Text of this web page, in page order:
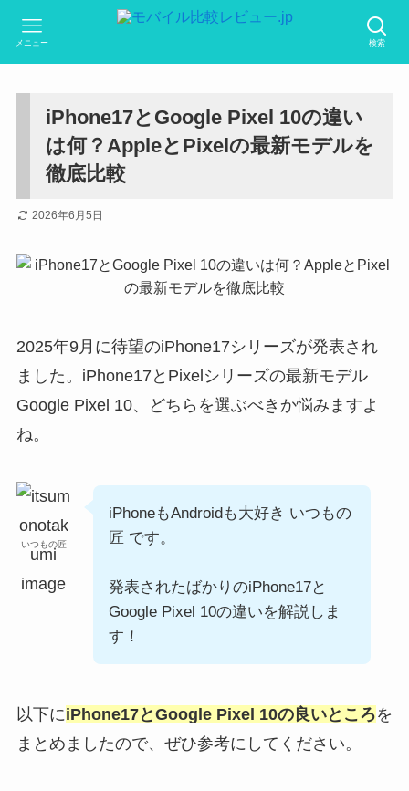
検索
メニュー
iPhone17とGoogle Pixel 10の違い
は何？AppleとPixelの最新モデルを
徹底比較
2026年6月5日
2025年9月に待望のiPhone17シリーズが発表され
ました。iPhone17とPixelシリーズの最新モデル
Google Pixel 10、どちらを選ぶべきか悩みますよ
ね。
いつもの匠
iPhoneもAndroidも大好き いつもの
匠 です。
発表されたばかりのiPhone17と
Google Pixel 10の違いを解説しま
す！
以下にiPhone17とGoogle Pixel 10の良いところを
まとめましたので、ぜひ参考にしてください。